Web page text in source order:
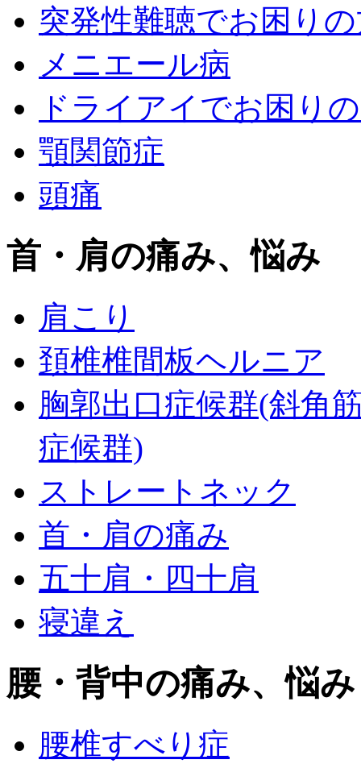
突発性難聴でお困り
メニエール病
ドライアイでお困り
顎関節症
頭痛
首・肩の痛み、悩み
肩こり
頚椎椎間板ヘルニア
胸郭出口症候群(斜角
症候群)
ストレートネック
首・肩の痛み
五十肩・四十肩
寝違え
腰・背中の痛み、悩み
腰椎すべり症